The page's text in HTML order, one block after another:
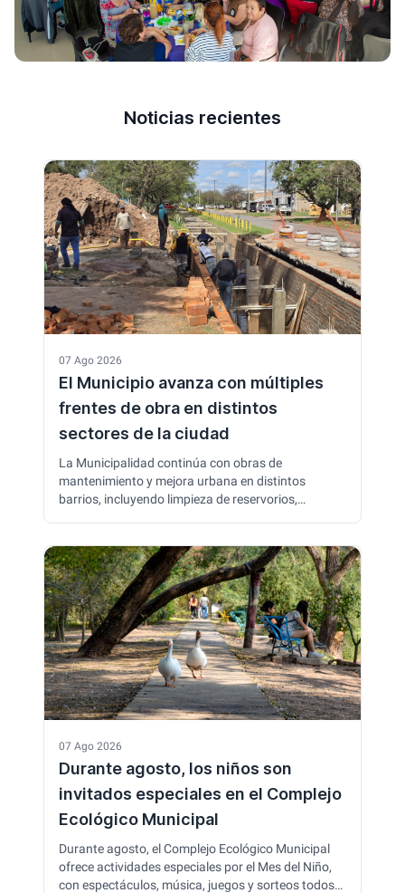
Noticias recientes
07 Ago 2026
El Municipio avanza con múltiples
frentes de obra en distintos
sectores de la ciudad
La Municipalidad continúa con obras de
mantenimiento y mejora urbana en distintos
barrios, incluyendo limpieza de reservorios,
nuevas alcantarillas para mejorar el escurrimiento
del agua y prevenir problemas durante las lluvias.
07 Ago 2026
Durante agosto, los niños son
invitados especiales en el Complejo
Ecológico Municipal
Durante agosto, el Complejo Ecológico Municipal
ofrece actividades especiales por el Mes del Niño,
con espectáculos, música, juegos y sorteos todos